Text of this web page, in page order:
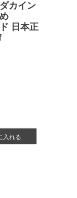
カイン
日本正
入れる